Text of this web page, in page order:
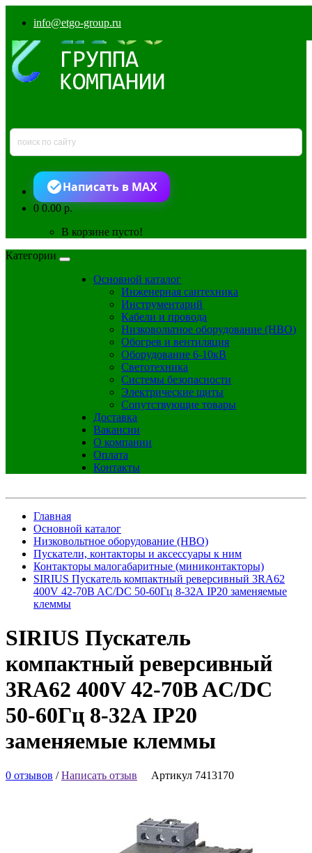
info@etgo-group.ru
Написать в MAX
00.00 р.
В корзине пусто!
Категории
Основной каталог
Инженерная сантехника
Инструментарий
Кабели и провода
Низковольтное оборудование (НВО)
Обогрев и вентиляция
Оборудование 6-10кВ
Светотехника
Системы безопасности
Электрические щиты
Сопутствующие товары
Доставка
Вакансии
О компании
Оплата
Контакты
Главная
Основной каталог
Низковольтное оборудование (НВО)
Пускатели, контакторы и аксессуары к ним
Контакторы малогабаритные (миниконтакторы)
SIRIUS Пускатель компактный реверсивный 3RA62
400V 42-70B AC/DC 50-60Гц 8-32А IP20 заменяемые
клеммы
SIRIUS Пускатель
компактный реверсивный
3RA62 400V 42-70B AC/DC
50-60Гц 8-32А IP20
заменяемые клеммы
0 отзывов /Написать отзыв Артикул 7413170